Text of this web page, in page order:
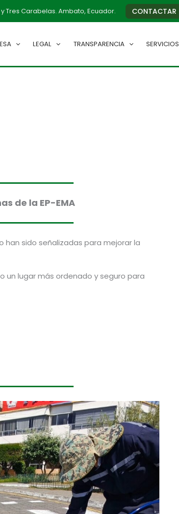
y Tres Carabelas. Ambato, Ecuador. CONTACTAR
LEGAL TRANSPARENCIA SERVICIOS
de la EP-EMA
han sido señalizadas para mejorar la
un lugar más ordenado y seguro para